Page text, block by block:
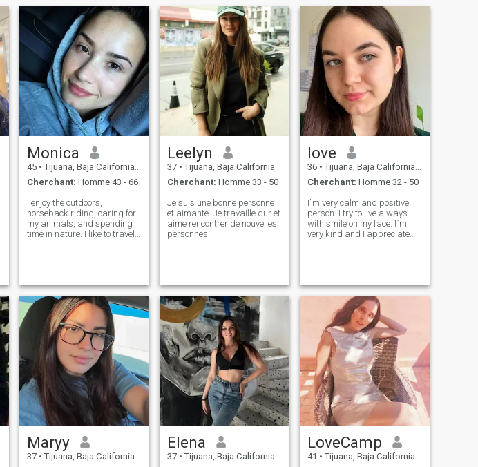
Monica
45 • Tijuana, Baja California, Mexique
Cherchant: Homme 43 - 66
I enjoy the outdoors,
horseback riding, caring for
my animals, and spending
time in nature. I like to travel
time: a meal with good
Leelyn
37 • Tijuana, Baja California, Mexique
Cherchant: Homme 33 - 50
Je suis une bonne personne
et aimante. Je travaille dur et
aime rencontrer de nouvelles
personnes.
love
36 • Tijuana, Baja California, Mexique
Cherchant: Homme 32 - 50
I`m very calm and positive
person. I try to live always
with smile on my face. I`m
very kind and I appreciate
is very important for
Maryy
37 • Tijuana, Baja California, Mexique
Elena
37 • Tijuana, Baja California, Mexique
LoveCamp
41 • Tijuana, Baja California, Mexique